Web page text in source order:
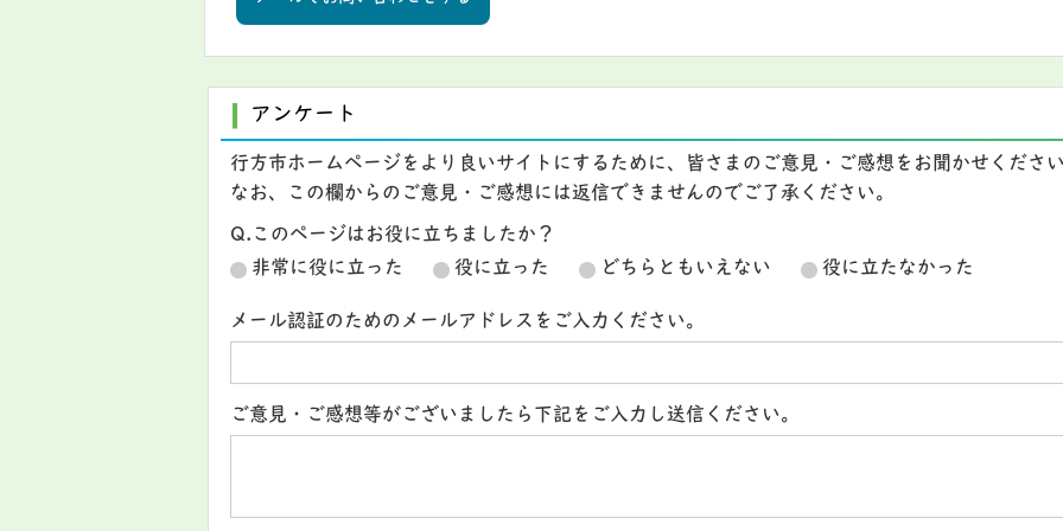
アンケート
行方市ホームページをより良いサイトにするために、皆さまのご意見・ご感想をお聞かせくださ
なお、この欄からのご意見・ご感想には返信できませんのでご了承ください。
Q.このページはお役に立ちましたか？
非常に役に立った
役に立った どちらともいえない 役に立たなかった
メール認証のためのメールアドレスをご入力ください。
ご意見・ご感想等がございましたら下記をご入力し送信ください。